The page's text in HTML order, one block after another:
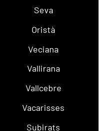
Seva
Oristà
Veciana
Vallirana
Vallcebre
Vacarisses
Subirats